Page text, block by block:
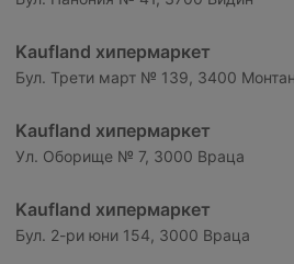
Kaufland хипермаркет
Бул. Трети март № 139, 3400
Kaufland хипермаркет
Ул. Оборище № 7, 3000 Враца
Kaufland хипермаркет
Бул. 2-ри юни 154, 3000 Враца